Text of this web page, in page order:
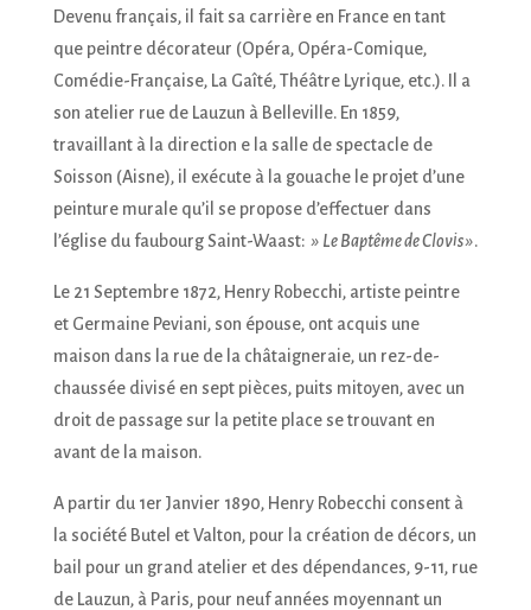
Devenu français, il fait sa carrière en France en tant
que peintre décorateur (Opéra, Opéra-Comique,
Comédie-Française, La Gaîté, Théâtre Lyrique, etc.). Il a
son atelier rue de Lauzun à Belleville. En 1859,
travaillant à la direction e la salle de spectacle de
Soisson (Aisne), il exécute à la gouache le projet d’une
peinture murale qu’il se propose d’effectuer dans
l’église du faubourg Saint-Waast: » Le Baptême de Clovis ».
Le 21 Septembre 1872, Henry Robecchi, artiste peintre
et Germaine Peviani, son épouse, ont acquis une
maison dans la rue de la châtaigneraie, un rez-de-
chaussée divisé en sept pièces, puits mitoyen, avec un
droit de passage sur la petite place se trouvant en
avant de la maison.
A partir du 1er Janvier 1890, Henry Robecchi consent à
la société Butel et Valton, pour la création de décors, un
bail pour un grand atelier et des dépendances, 9-11, rue
de Lauzun, à Paris, pour neuf années moyennant un